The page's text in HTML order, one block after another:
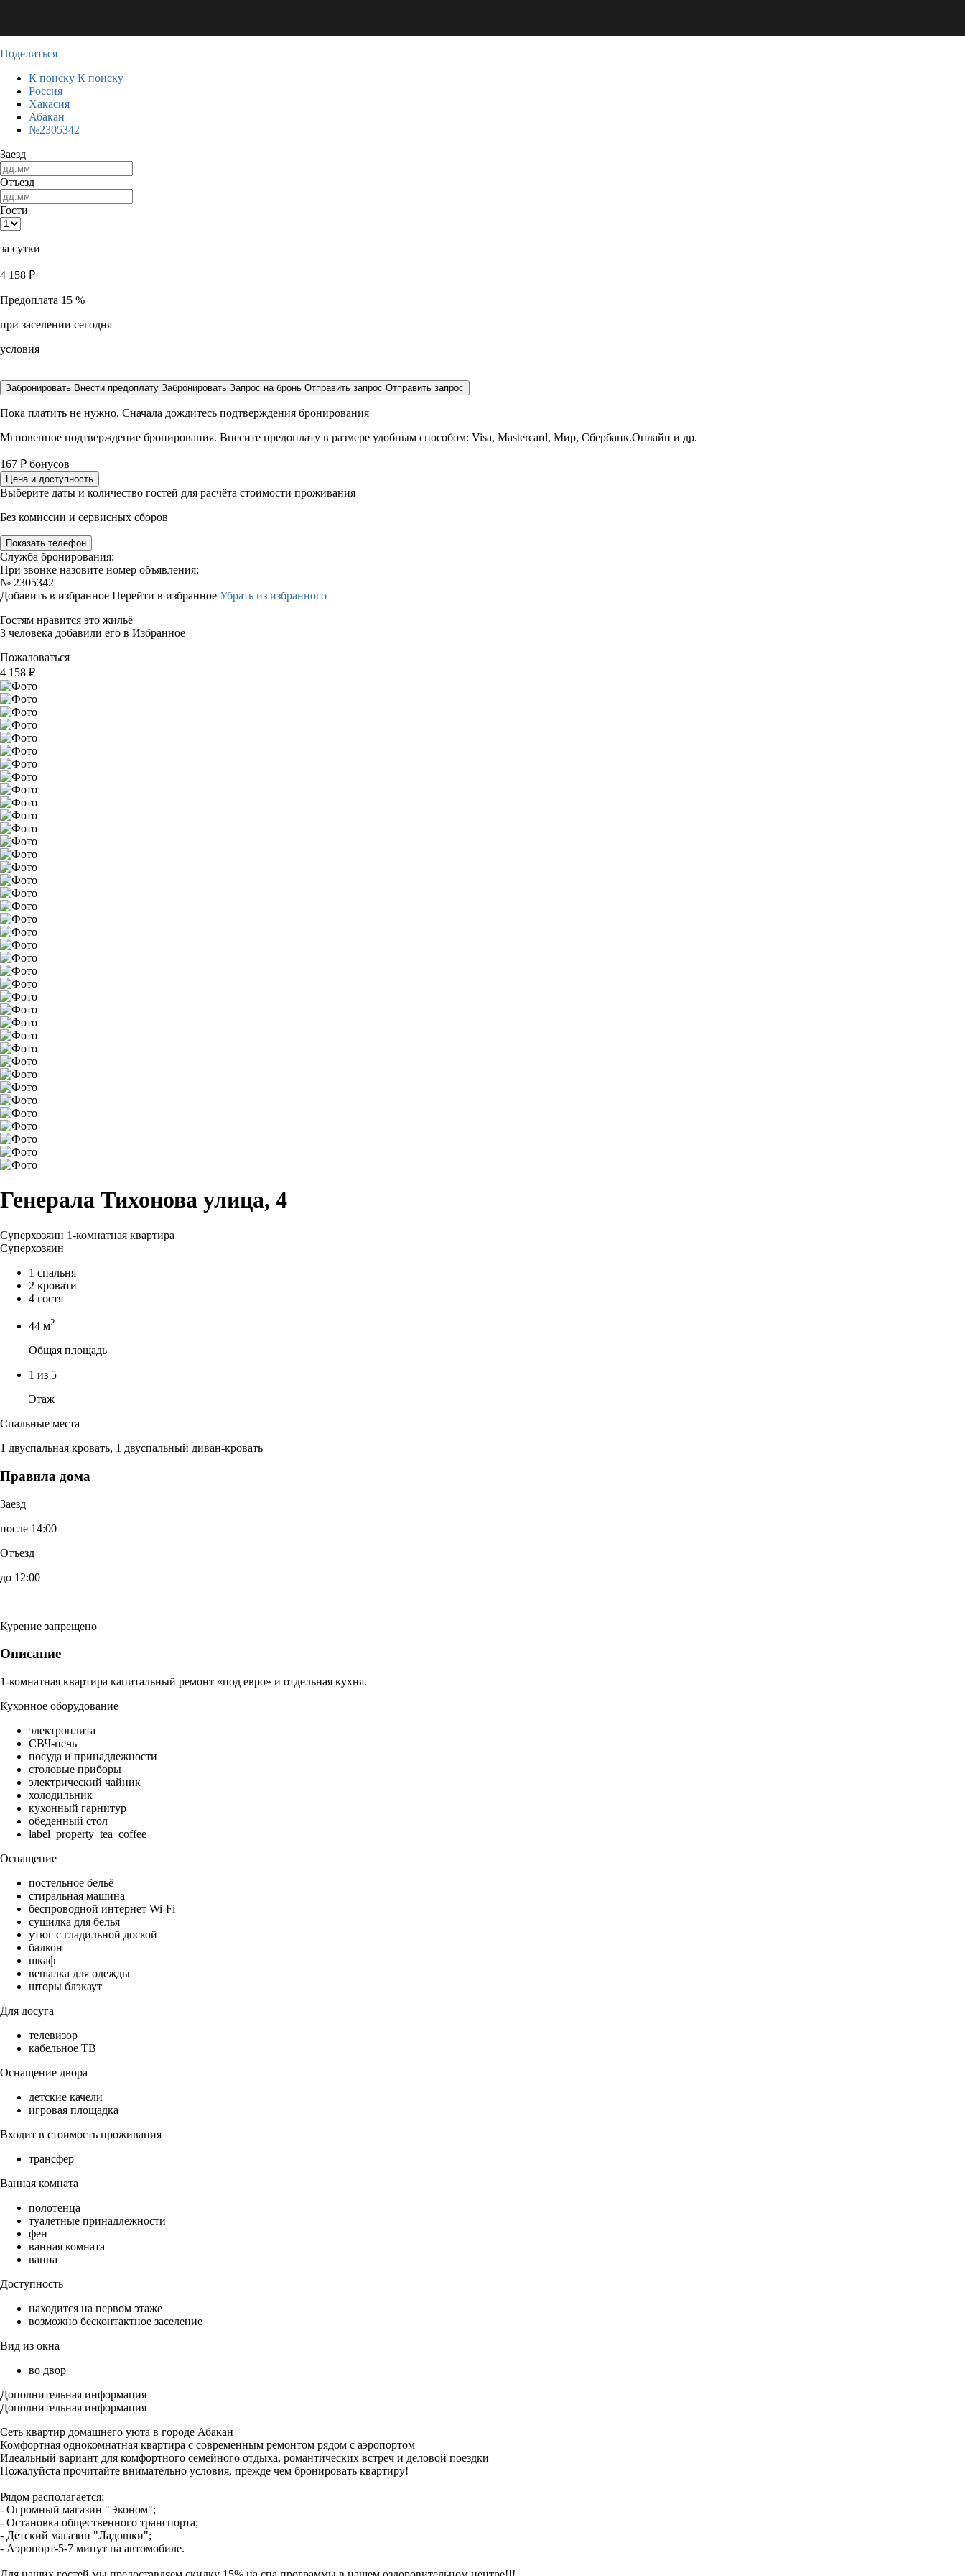
Поделиться
К поиску К поиску
Россия
Хакасия
Абакан
№2305342
Заезд
Отъезд
Гости
за сутки
4 158 ₽
Предоплата 15 %
при заселении сегодня
условия
Забронировать Внести предоплату Забронировать Запрос на бронь Отправить запрос Отправить запрос
Пока платить не нужно. Сначала дождитесь подтверждения бронирования
Мгновенное подтверждение бронирования. Внесите предоплату в размере удобным способом: Visa, Mastercard, Мир, Сбербанк.Онлайн и др.
167 ₽ бонусов
Цена и доступность
Выберите даты и количество гостей для расчёта стоимости проживания
Без комиссии и сервисных сборов
Показать телефон
Служба бронирования:
При звонке назовите номер объявления:
№ 2305342
Добавить в избранное Перейти в избранное Убрать из избранного
Гостям нравится это жильё
3 человека добавили его в Избранное
Пожаловаться
4 158 ₽
Генерала Тихонова улица, 4
Суперхозяин 1-комнатная квартира
Суперхозяин
1 спальня
2 кровати
4 гостя
44 м2
Общая площадь
1 из 5
Этаж
Спальные места
1 двуспальная кровать, 1 двуспальный диван-кровать
Правила дома
Заезд
после 14:00
Отъезд
до 12:00
Курение запрещено
Описание
1-комнатная квартира капитальный ремонт «под евро» и отдельная кухня.
Кухонное оборудование
электроплита
СВЧ-печь
посуда и принадлежности
столовые приборы
электрический чайник
холодильник
кухонный гарнитур
обеденный стол
label_property_tea_coffee
Оснащение
постельное бельё
стиральная машина
беспроводной интернет Wi-Fi
сушилка для белья
утюг с гладильной доской
балкон
шкаф
вешалка для одежды
шторы блэкаут
Для досуга
телевизор
кабельное ТВ
Оснащение двора
детские качели
игровая площадка
Входит в стоимость проживания
трансфер
Ванная комната
полотенца
туалетные принадлежности
фен
ванная комната
ванна
Доступность
находится на первом этаже
возможно бесконтактное заселение
Вид из окна
во двор
Дополнительная информация
Дополнительная информация
Сеть квартир домашнего уюта в городе Абакан
Комфортная однокомнатная квартира с современным ремонтом рядом с аэропортом
Идеальный вариант для комфортного семейного отдыха, романтических встреч и деловой поездки
Пожалуйста прочитайте внимательно условия, прежде чем бронировать квартиру!
Рядом располагается:
- Огромный магазин "Эконом";
- Остановка общественного транспорта;
- Детский магазин "Ладошки";
- Аэропорт-5-7 минут на автомобиле.